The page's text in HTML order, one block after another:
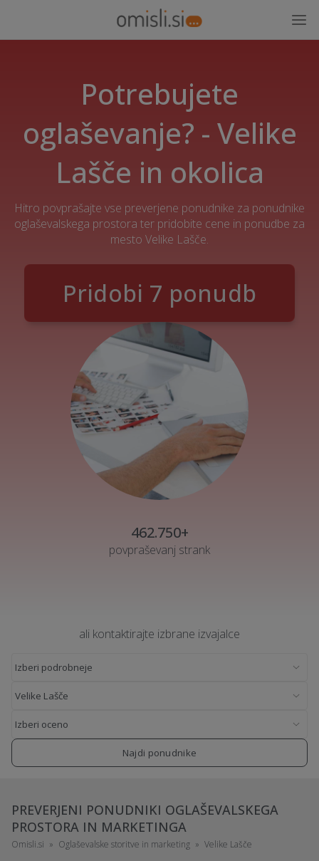
Potrebujete
oglaševanje? - Velike
Lašče in okolica
Hitro povprašajte vse preverjene ponudnike za ponudnike
oglaševalskega prostora ter pridobite cene in ponudbe za
mesto Velike Lašče.
Pridobi 7 ponudb
462.750+
povpraševanj strank
ali kontaktirajte izbrane izvajalce
Najdi ponudnike
PREVERJENI PONUDNIKI OGLAŠEVALSKEGA
PROSTORA IN MARKETINGA
Omisli.si Oglaševalske storitve in marketing Velike Lašče